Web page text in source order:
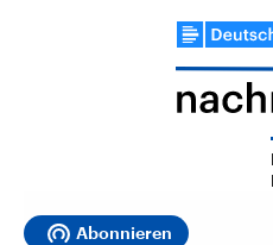
Abonnieren